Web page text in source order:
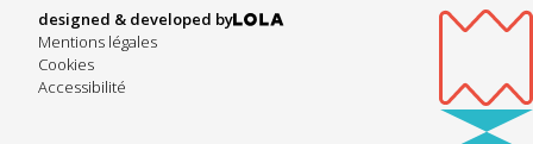
designed & developed by
Mentions légales
Cookies
Accessibilité